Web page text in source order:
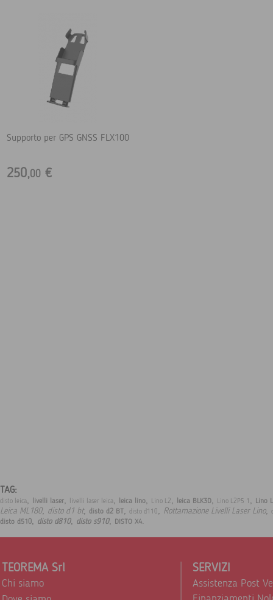
Supporto per GPS GNSS FLX100
250,00 €
TAG:
disto leica, livelli laser, livelli laser leica, leica lino, Lino L2, leica BLK3D, Lino L2P5 1 , Lino
Leica ML180, disto d1 bt, disto d2 BT, disto d110, Rottamazione Livelli Laser Lino,
disto d510, disto d810, disto s910, DISTO X4.
TEOREMA Srl
Chi siamo
SERVIZI
Assistenza Post